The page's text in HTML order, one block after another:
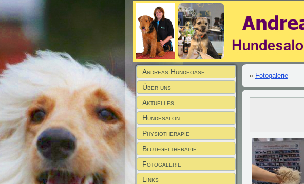
Andreas Hundeoase
Über uns
Aktuelles
Hundesalon
Physiotherapie
Blutegeltherapie
Fotogalerie
Links
« Fotogalerie